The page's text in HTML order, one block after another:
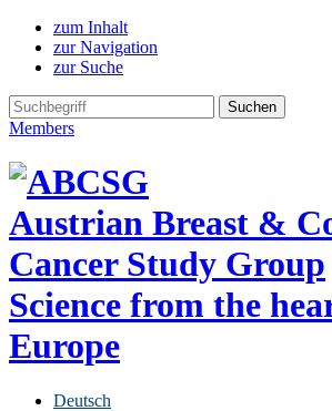
zum Inhalt
zur Navigation
zur Suche
Members
Austrian Breast &
Cancer Study Group
Science from the
Europe
Deutsch